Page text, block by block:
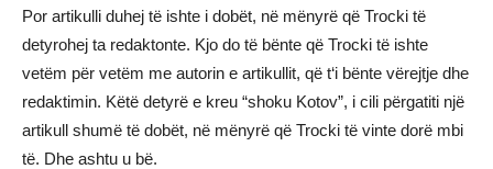
Por artikulli duhej të ishte i dobët, në mënyrë që Trocki të
detyrohej ta redaktonte. Kjo do të bënte që Trocki të ishte
vetëm për vetëm me autorin e artikullit, që t‘i bënte vërejtje dhe
redaktimin. Këtë detyrë e kreu “shoku Kotov”, i cili përgatiti një
artikull shumë të dobët, në mënyrë që Trocki të vinte dorë mbi
të. Dhe ashtu u bë.